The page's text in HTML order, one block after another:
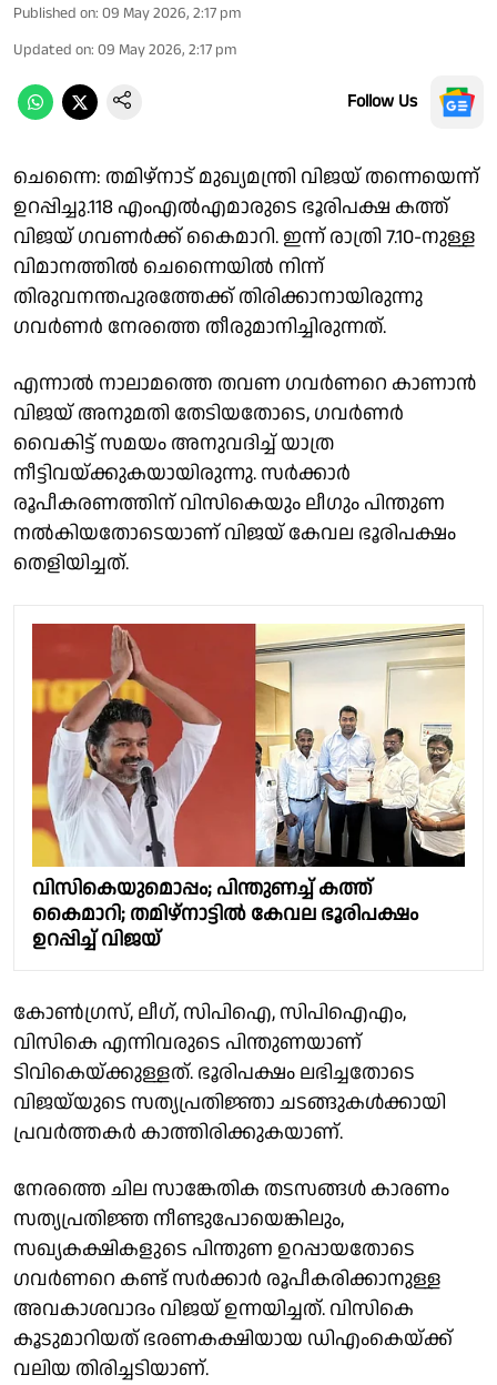
Published on: 09 May 2026, 2:17 pm
Updated on: 09 May 2026, 2:17 pm
Follow Us
ചെന്നൈ: തമിഴ്നാട് മുഖ്യമന്ത്രി വിജയ് തന്നെയെന്ന്
ഉറപ്പിച്ചു.118 എംഎൽഎമാരുടെ ഭൂരിപക്ഷ കത്ത്
വിജയ് ഗവണർക്ക് കൈമാറി. ഇന്ന് രാത്രി 7.10-നുള്ള
വിമാനത്തിൽ ചെന്നൈയിൽ നിന്ന്
തിരുവനന്തപുരത്തേക്ക് തിരിക്കാനായിരുന്നു
ഗവർണർ നേരത്തെ തീരുമാനിച്ചിരുന്നത്.
എന്നാൽ നാലാമത്തെ തവണ ഗവർണറെ കാണാൻ
വിജയ് അനുമതി തേടിയതോടെ, ഗവർണർ
വൈകിട്ട് സമയം അനുവദിച്ച് യാത്ര
നീട്ടിവയ്ക്കുകയായിരുന്നു. സർക്കാർ
രൂപീകരണത്തിന് വിസികെയും ലീഗും പിന്തുണ
നൽകിയതോടെയാണ് വിജയ് കേവല ഭൂരിപക്ഷം
തെളിയിച്ചത്.
വിസികെയുമൊപ്പം; പിന്തുണച്ച് കത്ത്
കൈമാറി; തമിഴ്‌നാട്ടില്‍ കേവല ഭൂരിപക്ഷം
ഉറപ്പിച്ച് വിജയ്
കോൺഗ്രസ്, ലീഗ്, സിപിഐ, സിപിഐഎം,
വിസികെ എന്നിവരുടെ പിന്തുണയാണ്
ടിവികെയ്ക്കുള്ളത്. ഭൂരിപക്ഷം ലഭിച്ചതോടെ
വിജയ്‌യുടെ സത്യപ്രതിജ്ഞാ ചടങ്ങുകൾക്കായി
പ്രവർത്തകർ കാത്തിരിക്കുകയാണ്.
നേരത്തെ ചില സാങ്കേതിക തടസങ്ങൾ കാരണം
സത്യപ്രതിജ്ഞ നീണ്ടുപോയെങ്കിലും,
സഖ്യകക്ഷികളുടെ പിന്തുണ ഉറപ്പായതോടെ
ഗവർണറെ കണ്ട് സർക്കാർ രൂപീകരിക്കാനുള്ള
അവകാശവാദം വിജയ് ഉന്നയിച്ചത്. വിസികെ
കൂടുമാറിയത് ഭരണകക്ഷിയായ ഡിഎംകെയ്ക്ക്
വലിയ തിരിച്ചടിയാണ്.